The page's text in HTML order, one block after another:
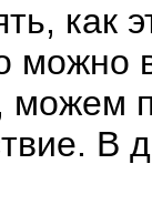
как
можно
В